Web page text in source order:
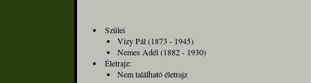
Szülei
Vizy Pál (1873 - 1945)
Nemes Adél (1882 - 1930)
Életrajz:
Nem található életrajz